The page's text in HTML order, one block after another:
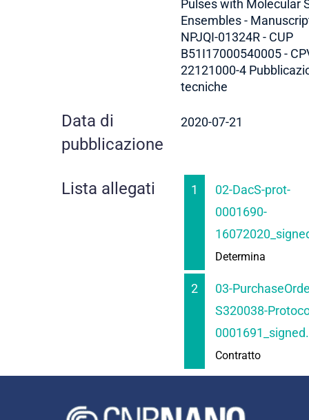
Pulses with Molecular
Ensembles -
NPJQI-01324R - CUP
B51I17000540005 -
22121000-4
tecniche
Data di
pubblicazione
2020-07-21
Lista allegati 1
02-DacS-prot-
0001690-
Determina
2
03-
S320038-
Contratto